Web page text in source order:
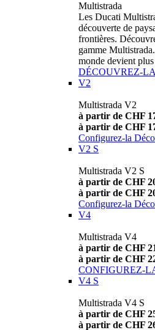
Multistrada
Les Ducati
découverte de
frontières.
gamme
monde devient
DÉCOUVREZ-LA
V2
Multistrada V2
à partir de CHF
à partir de CHF
Configurez-la
V2 S
Multistrada V2 S
à partir de CHF
à partir de CHF
Configurez-la
V4
Multistrada V4
à partir de CHF
à partir de CHF
CONFIGUREZ-
V4 S
Multistrada V4 S
à partir de CHF
à partir de CHF